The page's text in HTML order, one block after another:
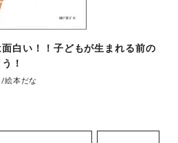
白い！！子どもが生まれる前の
！
/絵本だな